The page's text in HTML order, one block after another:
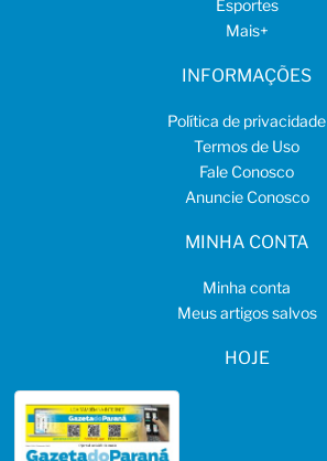
Esportes
Mais+
INFORMAÇÕES
Política de privacidade
Termos de Uso
Fale Conosco
Anuncie Conosco
MINHA CONTA
Minha conta
Meus artigos salvos
HOJE